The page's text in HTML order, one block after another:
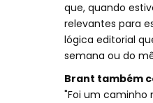
que, quando
relevantes para
lógica editorial
semana ou do
Brant também
"Foi um caminho